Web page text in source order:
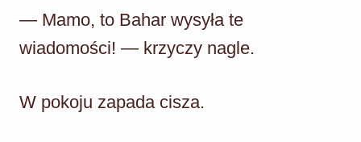
— Mamo, to Bahar wysyła te
wiadomości! — krzyczy nagle.
W pokoju zapada cisza.